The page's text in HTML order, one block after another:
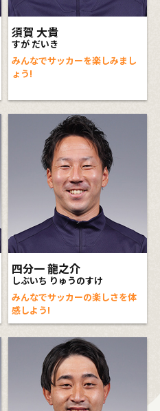
須賀 大貴
すが だいき
みんなでサッカーを楽しみまし
ょう!
四分一 龍之介
しぶいち りゅうのすけ
みんなでサッカーの楽しさを体
感しよう!